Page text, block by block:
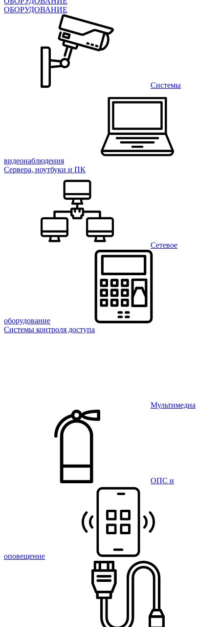
ОБОРУДОВАНИЕ
Системы
видеонаблюдения
Сервера, ноутбуки и ПК
Сетевое
оборудование
Системы контроля доступа
Мультимедиа
ОПС и
оповещение